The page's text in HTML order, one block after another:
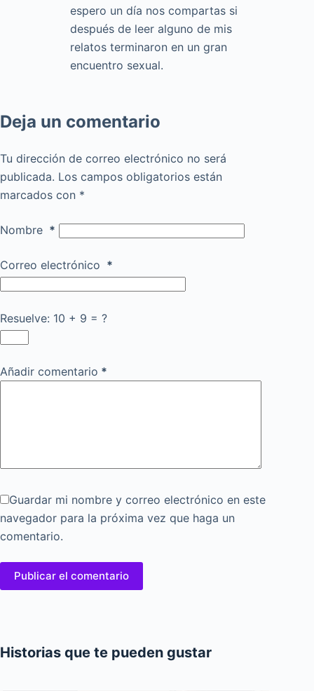
espero un día nos compartas si
después de leer alguno de mis
relatos terminaron en un gran
encuentro sexual.
Deja un comentario
Tu dirección de correo electrónico no será
publicada. Los campos obligatorios están
marcados con *
Nombre *
Correo electrónico *
Resuelve: 10 + 9 = ?
Añadir comentario *
Guardar mi nombre y correo electrónico en este
navegador para la próxima vez que haga un
comentario.
Publicar el comentario
Historias que te pueden gustar